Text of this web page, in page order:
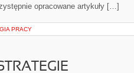
opracowane artykuły […]
PRACY